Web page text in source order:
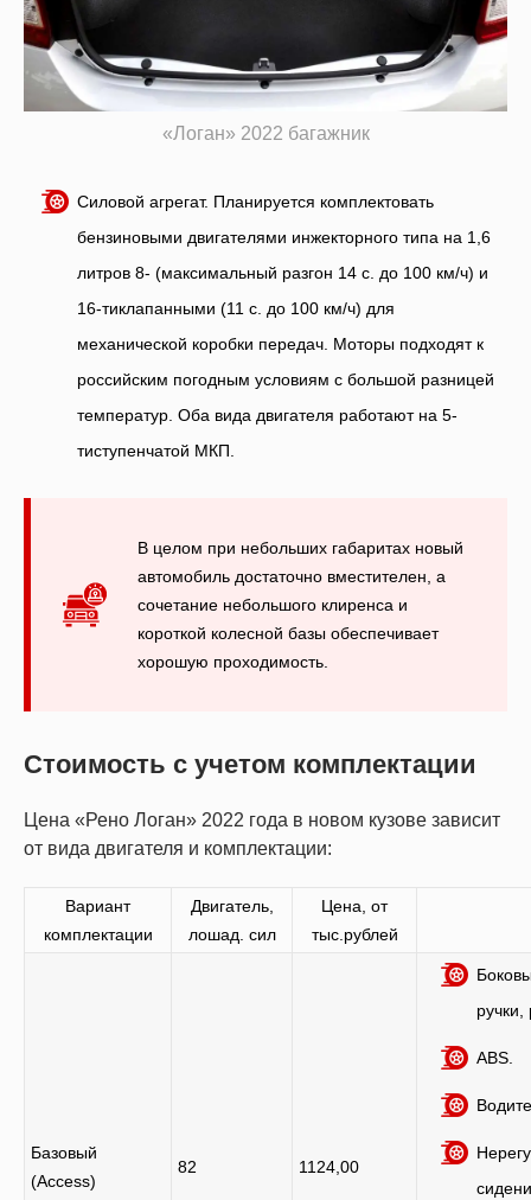
«Логан» 2022 багажник
Силовой агрегат. Планируется комплектовать
бензиновыми двигателями инжекторного типа на 1,6
литров 8- (максимальный разгон 14 с. до 100 км/ч) и
16-тиклапанными (11 с. до 100 км/ч) для
механической коробки передач. Моторы подходят к
российским погодным условиям с большой разницей
температур. Оба вида двигателя работают на 5-
тиступенчатой МКП.
В целом при небольших габаритах новый
автомобиль достаточно вместителен, а
сочетание небольшого клиренса и
короткой колесной базы обеспечивает
хорошую проходимость.
Стоимость с учетом комплектации
Цена «Рено Логан» 2022 года в новом кузове зависит
от вида двигателя и комплектации:
Вариант
комплектации
Двигатель,
лошад. сил
Цена, от
тыс.рублей
Базовый
(Access)
82 1124,00
АВS.